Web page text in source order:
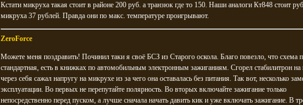
Кстати микруха такая стоит в районе 200 руб. а транзюк где то 150. Наши аналоги Кт848 стоит
микруха 37 рублей. Правда они по макс. температуре проигрывают.
ZeroForce
Можете меня поздравить! Починил таки я своё БСЗ из Старого оскола. Благо повезло, что схема
стандартная, есть в книжках по автомобильным электронным зажиганиям. Сгорел стабилитрон на
через себя сажал напругу на микрухе из за чего она оставалась без питания. Так вот, несколько
эксплуатации. Во первых не перепутайте полярность. Во вторых включайте зажигание только
непосредственно перед пуском, а лучше сначала начать давить кик и уже включать зажигание. В